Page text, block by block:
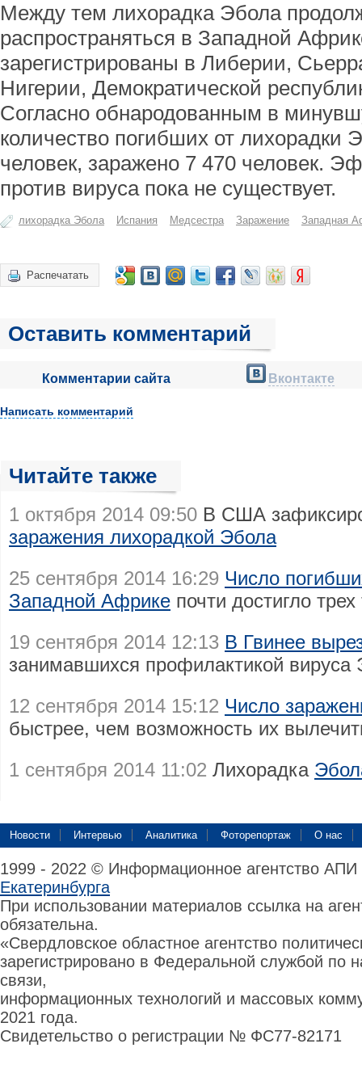
Между тем лихорадка Эбола
распространяться в Западной
зарегистрированы в Либерии,
Нигерии, Демократической
Согласно обнародованным в
количество погибших от лихорадки
человек, заражено 7 470 человек.
против вируса пока не существует.
лихорадка Эбола Испания Медсестра Заражение Западная
Распечатать
Оставить комментарий
Комментарии сайта Вконтакте
Написать комментарий
Читайте также
1 октября 2014 09:50 В США
заражения лихорадкой Эбола
25 сентября 2014 16:29 Число
Западной Африке почти достигло
19 сентября 2014 12:13 В Гвинее
занимавшихся профилактикой вируса
12 сентября 2014 15:12 Число
быстрее, чем возможность их
1 сентября 2014 11:02 Лихорадка
Новости Интервью Аналитика Фоторепортаж О нас
1999 - 2022 © Информационное агентство
Екатеринбурга
При использовании материалов ссылка на
обязательна.
«Свердловское областное агентство
зарегистрировано в Федеральной службой по
связи,
информационных технологий и массовых
2021 года.
Свидетельство о регистрации № ФС77-82171